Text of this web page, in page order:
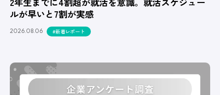
ルが早いと7割が実感
2026.08.06 #新着レポート